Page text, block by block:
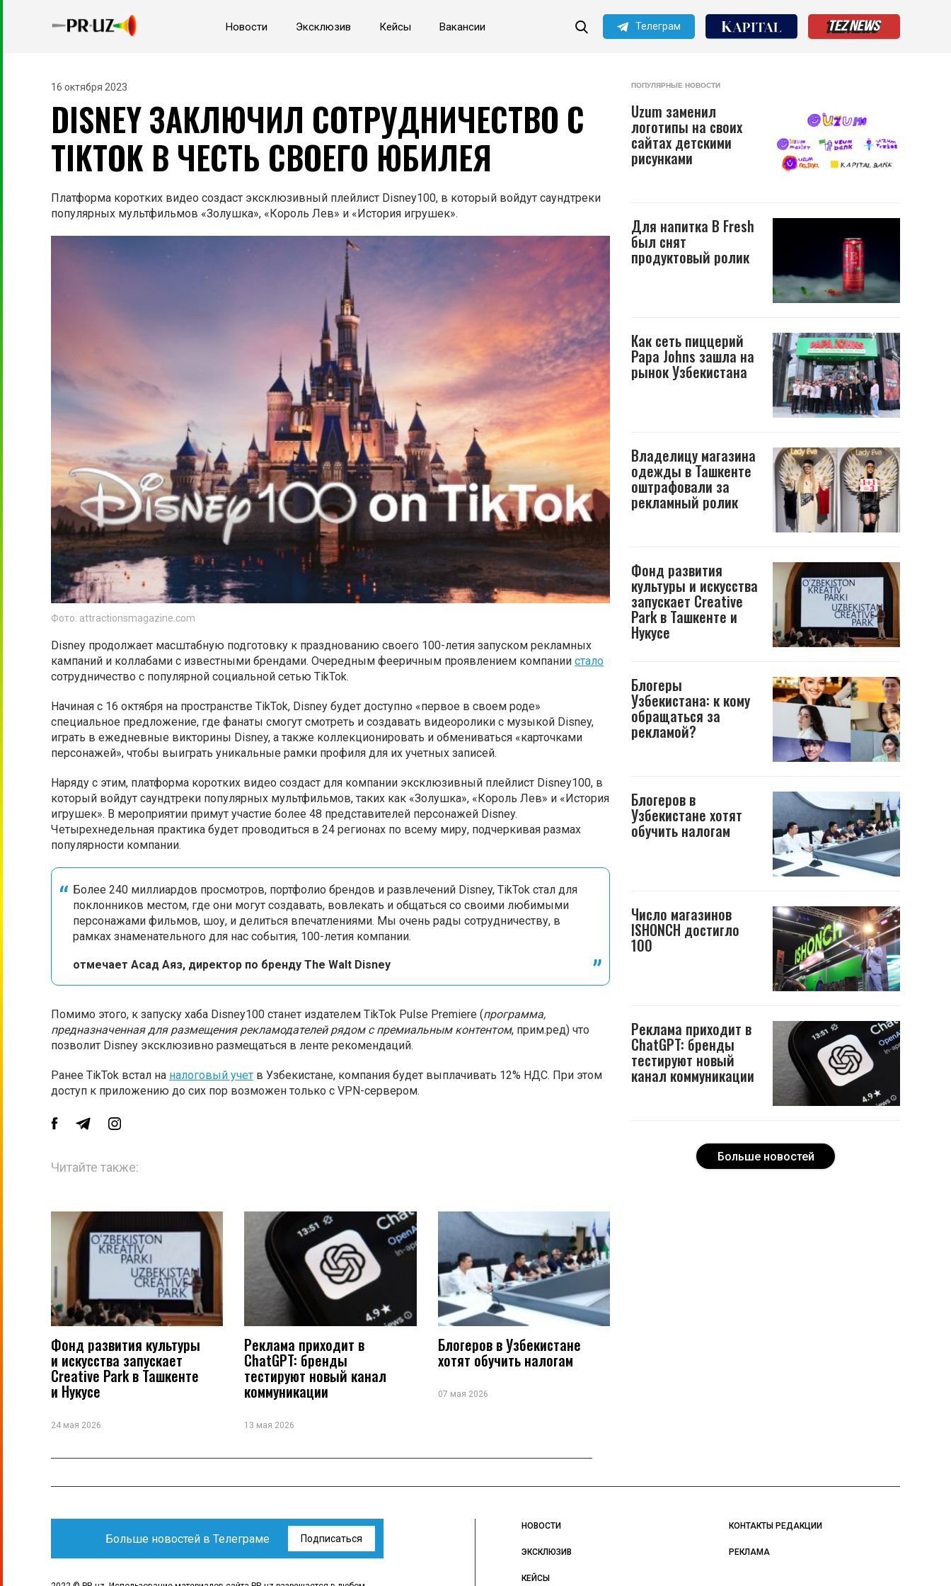
Новости Эксклюзив Кейсы Вакансии Телеграм
Читайте главные новости
16 октября 2023
DISNEY ЗАКЛЮЧИЛ СОТРУДНИЧЕСТВО С
TIKTOK В ЧЕСТЬ СВОЕГО ЮБИЛЕЯ
Платформа коротких видео создаст эксклюзивный плейлист Disney100, в который войдут саундтреки
популярных мультфильмов «Золушка», «Король Лев» и «История игрушек».
Фото: attractionsmagazine.com
Disney продолжает масштабную подготовку к празднованию своего 100-летия запуском рекламных
кампаний и коллабами с известными брендами. Очередным фееричным проявлением компании стало
сотрудничество с популярной социальной сетью TikTok.
Начиная с 16 октября на пространстве TikTok, Disney будет доступно «первое в своем роде»
специальное предложение, где фанаты смогут смотреть и создавать видеоролики с музыкой Disney,
играть в ежедневные викторины Disney, а также коллекционировать и обмениваться «карточками
персонажей», чтобы выиграть уникальные рамки профиля для их учетных записей.
Наряду с этим, платформа коротких видео создаст для компании эксклюзивный плейлист Disney100, в
который войдут саундтреки популярных мультфильмов, таких как «Золушка», «Король Лев» и «История
игрушек». В мероприятии примут участие более 48 представителей персонажей Disney.
Четырехнедельная практика будет проводиться в 24 регионах по всему миру, подчеркивая размах
популярности компании.
Более 240 миллиардов просмотров, портфолио брендов и развлечений Disney, TikTok стал для
поклонников местом, где они могут создавать, вовлекать и общаться со своими любимыми
персонажами фильмов, шоу, и делиться впечатлениями. Мы очень рады сотрудничеству, в
рамках знаменательного для нас события, 100-летия компании.
отмечает Асад Аяз, директор по бренду The Walt Disney
Помимо этого, к запуску хаба Disney100 станет издателем TikTok Pulse Premiere (программа,
предназначенная для размещения рекламодателей рядом с премиальным контентом, прим.ред) что
позволит Disney эксклюзивно размещаться в ленте рекомендаций.
Ранее TikTok встал на налоговый учет в Узбекистане, компания будет выплачивать 12% НДС. При этом
доступ к приложению до сих пор возможен только с VPN-сервером.
Читайте также:
Фонд развития культуры
и искусства запускает
Creative Park в Ташкенте
и Нукусе
24 мая 2026
Реклама приходит в
ChatGPT: бренды
тестируют новый канал
коммуникации
13 мая 2026
Блогеров в Узбекистане
хотят обучить налогам
07 мая 2026
ПОПУЛЯРНЫЕ НОВОСТИ
Uzum заменил
логотипы на своих
сайтах детскими
рисунками
Для напитка B Fresh
был снят
продуктовый ролик
Как сеть пиццерий
Papa Johns зашла на
рынок Узбекистана
Владелицу магазина
одежды в Ташкенте
оштрафовали за
рекламный ролик
Фонд развития
культуры и искусства
запускает Creative
Park в Ташкенте и
Нукусе
Блогеры
Узбекистана: к кому
обращаться за
рекламой?
Блогеров в
Узбекистане хотят
обучить налогам
Число магазинов
ISHONCH достигло
100
Реклама приходит в
ChatGPT: бренды
тестируют новый
канал коммуникации
Больше новостей
Больше новостей в Телеграме Подписаться
НОВОСТИ
ЭКСКЛЮЗИВ
КЕЙСЫ
КОНТАКТЫ РЕДАКЦИИ
РЕКЛАМА